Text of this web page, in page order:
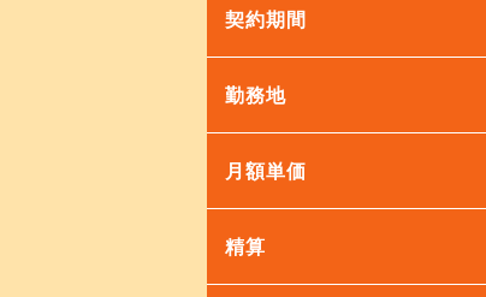
契約期間
勤務地
月額単価
精算